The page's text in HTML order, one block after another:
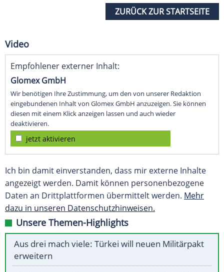
ZURÜCK ZUR STARTSEITE
Video
Empfohlener externer Inhalt:
Glomex GmbH
Wir benötigen Ihre Zustimmung, um den von unserer Redaktion
eingebundenen Inhalt von Glomex GmbH anzuzeigen. Sie können
diesen mit einem Klick anzeigen lassen und auch wieder
deaktivieren.
jetzt aktivieren
Ich bin damit einverstanden, dass mir externe Inhalte
angezeigt werden. Damit können personenbezogene
Daten an Drittplattformen übermittelt werden. Mehr
dazu in unseren Datenschutzhinweisen.
Unsere Themen-Highlights
Aus drei mach viele: Türkei will neuen Militärpakt
erweitern